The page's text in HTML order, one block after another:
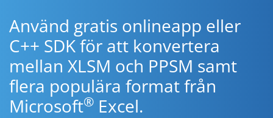
Använd gratis onlineapp eller
C++ SDK för att konvertera
mellan XLSM och PPSM samt
flera populära format från
Microsoft® Excel.